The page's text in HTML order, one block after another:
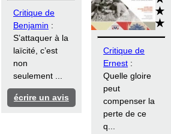
Critique de
Benjamin :
S’attaquer à la
laïcité, c’est
non
seulement ...
écrire un avis
Critique de
Ernest :
Quelle gloire
peut
compenser la
perte de ce
q...